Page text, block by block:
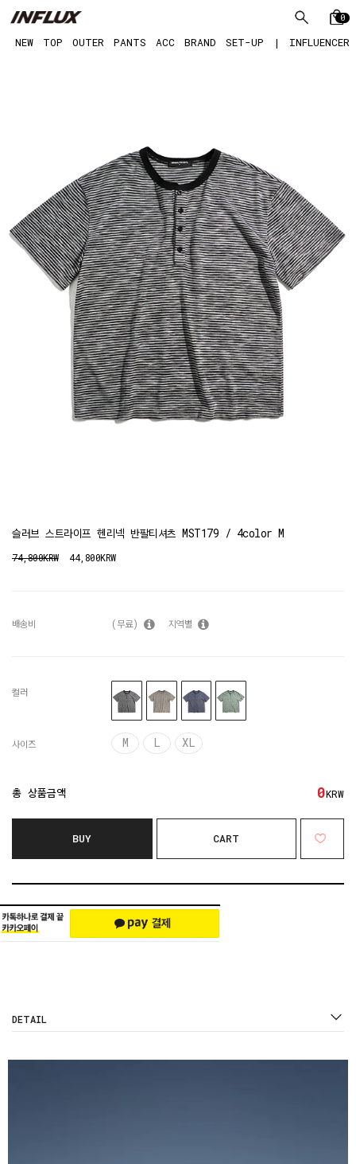
0
NEW TOP OUTER PANTS ACC BRAND SET-UP | INFLUENCER
슬러브 스트라이프 헨리넥 반팔티셔츠 MST179 / 4color M
74,800KRW 44,800KRW
배송비 (무료) 지역별
컬러
사이즈 M L XL
총 상품금액 0KRW
BUY CART
DETAIL